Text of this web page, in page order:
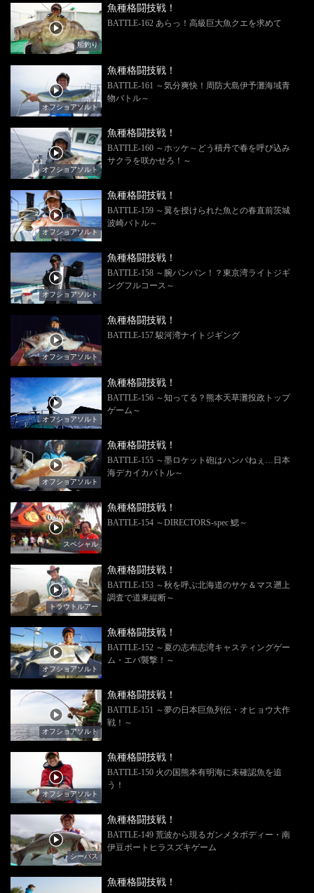
船釣り
魚種格闘技戦！
BATTLE-162 あらっ！高級巨大魚クエを求めて
オフショアソルト
魚種格闘技戦！
BATTLE-161 ～気分爽快！周防大島伊予灘海域青
物バトル～
オフショアソルト
魚種格闘技戦！
BATTLE-160 ～ホッケ～どう積丹で春を呼び込み
サクラを咲かせろ！～
オフショアソルト
魚種格闘技戦！
BATTLE-159 ～翼を授けられた魚との春直前茨城
波崎バトル～
オフショアソルト
魚種格闘技戦！
BATTLE-158 ～腕パンパン！？東京湾ライトジギ
ングフルコース～
オフショアソルト
魚種格闘技戦！
BATTLE-157 駿河湾ナイトジギング
オフショアソルト
魚種格闘技戦！
BATTLE-156 ～知ってる？熊本天草灘投政トップ
ゲーム～
オフショアソルト
魚種格闘技戦！
BATTLE-155 ～墨ロケット砲はハンパねぇ…日本
海デカイカバトル～
スペシャル
魚種格闘技戦！
BATTLE-154 ～DIRECTORS-spec 鰓～
トラウトルアー
魚種格闘技戦！
BATTLE-153 ～秋を呼ぶ北海道のサケ＆マス遡上
調査で道東縦断～
オフショアソルト
魚種格闘技戦！
BATTLE-152 ～夏の志布志湾キャスティングゲー
ム・エバ襲撃！～
オフショアソルト
魚種格闘技戦！
BATTLE-151 ～夢の日本巨魚列伝・オヒョウ大作
戦！～
オフショアソルト
魚種格闘技戦！
BATTLE-150 火の国熊本有明海に未確認魚を追
う！
シーバス
魚種格闘技戦！
BATTLE-149 荒波から現るガンメタボディー・南
伊豆ボートヒラスズキゲーム
魚種格闘技戦！